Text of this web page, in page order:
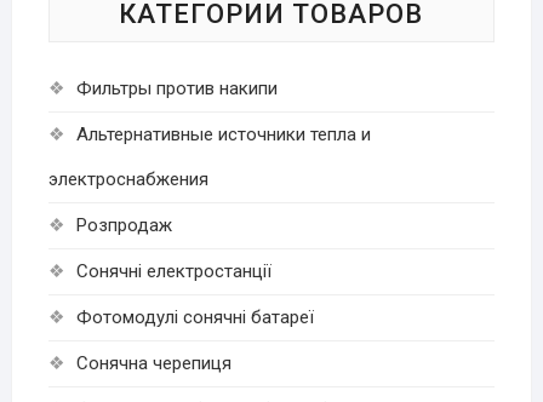
КАТЕГОРИИ ТОВАРОВ
Фильтры против накипи
Альтернативные источники тепла и
электроснабжения
Розпродаж
Cонячні електростанції
Фотомодулі сонячні батареї
Сонячна черепиця